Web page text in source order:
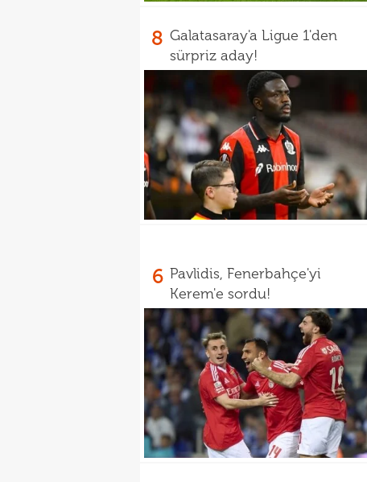
8 Galatasaray'a Ligue 1'den
sürpriz aday!
6 Pavlidis, Fenerbahçe'yi
Kerem'e sordu!